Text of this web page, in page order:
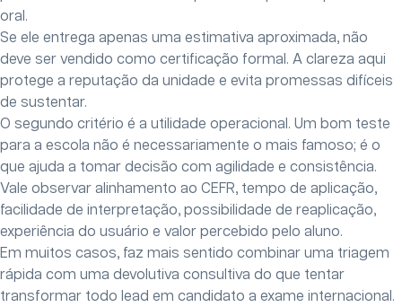
oral.
Se ele entrega apenas uma estimativa aproximada, não
deve ser vendido como certificação formal. A clareza aqui
protege a reputação da unidade e evita promessas difíceis
de sustentar.
O segundo critério é a utilidade operacional. Um bom teste
para a escola não é necessariamente o mais famoso; é o
que ajuda a tomar decisão com agilidade e consistência.
Vale observar alinhamento ao CEFR, tempo de aplicação,
facilidade de interpretação, possibilidade de reaplicação,
experiência do usuário e valor percebido pelo aluno.
Em muitos casos, faz mais sentido combinar uma triagem
rápida com uma devolutiva consultiva do que tentar
transformar todo lead em candidato a exame internacional.